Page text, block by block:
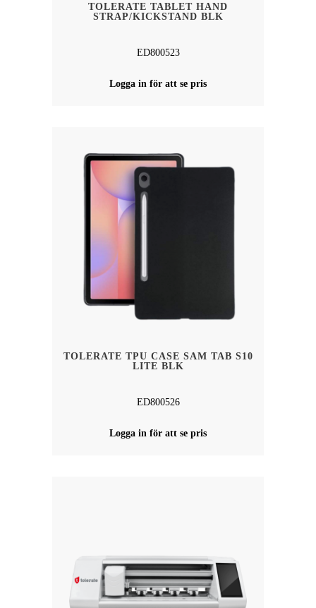
TOLERATE TABLET HAND
STRAP/KICKSTAND BLK
ED800523
Logga in för att se pris
TOLERATE TPU CASE SAM TAB S10
LITE BLK
ED800526
Logga in för att se pris